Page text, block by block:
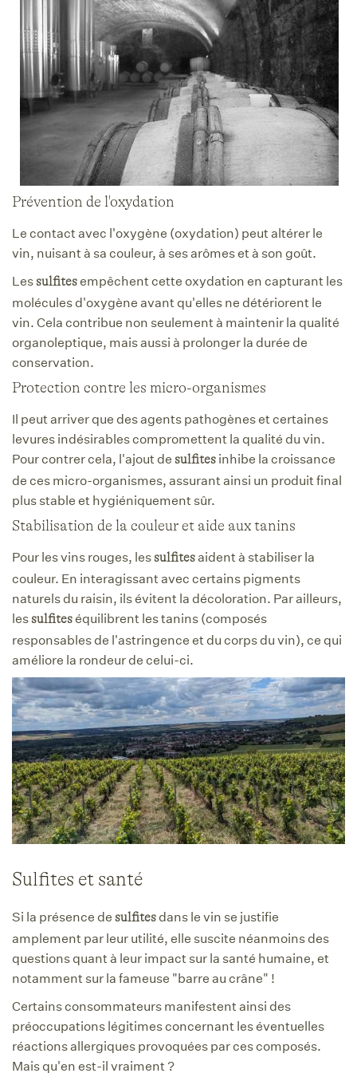
Prévention de l'oxydation
Le contact avec l'oxygène (oxydation) peut altérer le
vin, nuisant à sa couleur, à ses arômes et à son goût.
Les sulfitesempêchent cette oxydation en capturant les
molécules d'oxygène avant qu'elles ne détériorent le
vin. Cela contribue non seulement à maintenir la qualité
organoleptique, mais aussi à prolonger la durée de
conservation.
Protection contre les micro-organismes
Il peut arriver que des agents pathogènes et certaines
levures indésirables compromettent la qualité du vin.
Pour contrer cela, l'ajout de sulfites inhibe la croissance
de ces micro-organismes, assurant ainsi un produit final
plus stable et hygiéniquement sûr.
Stabilisation de la couleur et aide aux tanins
Pour les vins rouges, les sulfitesaident à stabiliser la
couleur. En interagissant avec certains pigments
naturels du raisin, ils évitent la décoloration. Par ailleurs,
les sulfiteséquilibrent les tanins (composés
responsables de l'astringence et du corps du vin), ce qui
améliore la rondeur de celui-ci.
Sulfites et santé
Si la présence de sulfites dans le vin se justifie
amplement par leur utilité, elle suscite néanmoins des
questions quant à leur impact sur la santé humaine, et
notamment sur la fameuse "barre au crâne" !
Certains consommateurs manifestent ainsi des
préoccupations légitimes concernant les éventuelles
réactions allergiques provoquées par ces composés.
Mais qu'en est-il vraiment ?